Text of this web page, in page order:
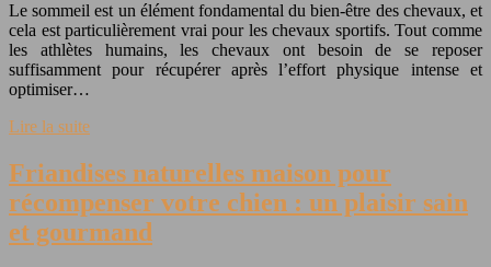
Le sommeil est un élément fondamental du bien-être des chevaux, et
cela est particulièrement vrai pour les chevaux sportifs. Tout comme
les athlètes humains, les chevaux ont besoin de se reposer
suffisamment pour récupérer après l’effort physique intense et
optimiser…
Lire la suite
Friandises naturelles maison pour
récompenser votre chien : un plaisir sain
et gourmand